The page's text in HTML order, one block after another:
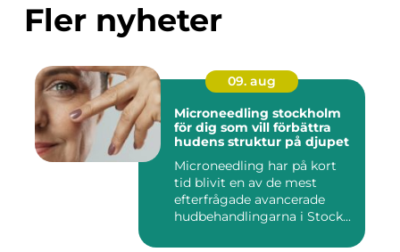
Fler nyheter
09. aug
Microneedling stockholm
för dig som vill förbättra
hudens struktur på djupet
Microneedling har på kort
tid blivit en av de mest
efterfrågade avancerade
hudbehandlingarna i Stock...